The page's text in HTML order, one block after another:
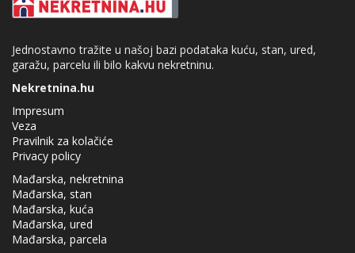
Jednostavno tražite u našoj bazi podataka kuću, stan, ured,
garažu, parcelu ili bilo kakvu nekretninu.
Nekretnina.hu
Impresum
Veza
Pravilnik za kolačiće
Privacy policy
Mađarska, nekretnina
Mađarska, stan
Mađarska, kuća
Mađarska, ured
Mađarska, parcela